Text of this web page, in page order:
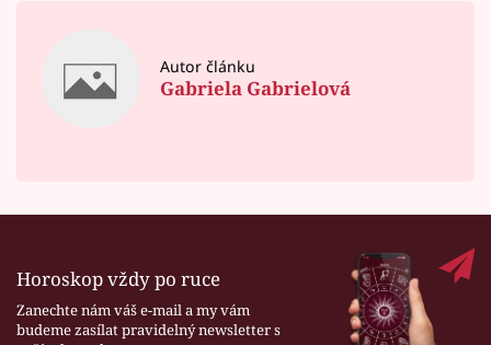
Autor článku
Gabriela Gabrielová
Horoskop vždy po ruce
Zanechte nám váš e-mail a my vám
budeme zasílat pravidelný newsletter s